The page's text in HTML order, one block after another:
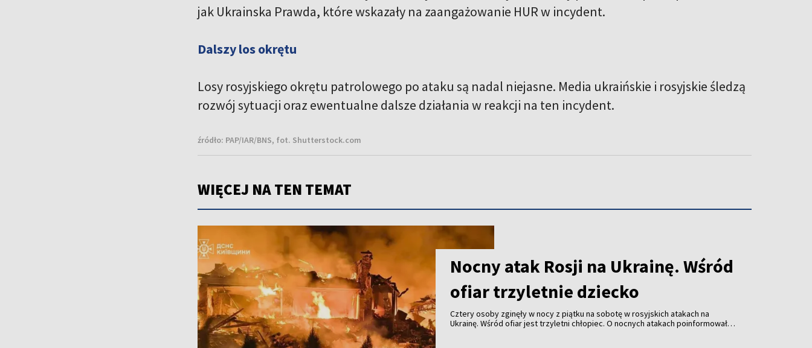
jak Ukrainska Prawda, które wskazały na zaangażowanie HUR w incydent.
Dalszy los okrętu
Losy rosyjskiego okrętu patrolowego po ataku są nadal niejasne. Media ukraińskie i rosyjskie śledzą
rozwój sytuacji oraz ewentualne dalsze działania w reakcji na ten incydent.
źródło: PAP/IAR/BNS, fot. Shutterstock.com
WIĘCEJ NA TEN TEMAT
Nocny atak Rosji na Ukrainę. Wśród
ofiar trzyletnie dziecko
Cztery osoby zginęły w nocy z piątku na sobotę w rosyjskich atakach na
Ukrainę. Wśród ofiar jest trzyletni chłopiec. O nocnych atakach poinformował w